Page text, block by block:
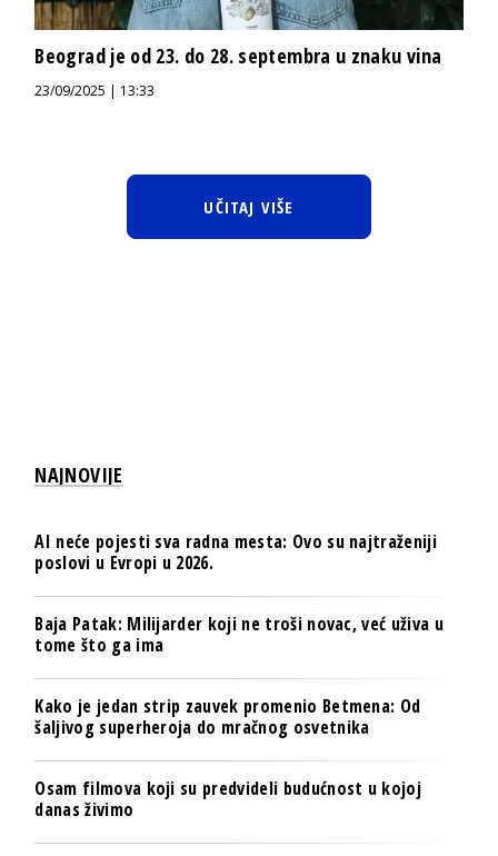
Beograd je od 23. do 28. septembra u znaku vina
23/09/2025 | 13:33
UČITAJ VIŠE
NAJNOVIJE
AI neće pojesti sva radna mesta: Ovo su najtraženiji
poslovi u Evropi u 2026.
Baja Patak: Milijarder koji ne troši novac, već uživa u
tome što ga ima
Kako je jedan strip zauvek promenio Betmena: Od
šaljivog superheroja do mračnog osvetnika
Osam filmova koji su predvideli budućnost u kojoj
danas živimo